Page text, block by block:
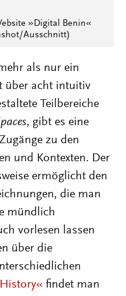
»Digital Benin«
Ausschnitt)
als nur ein
über acht intuitiv
Teilbereiche
, gibt es eine
zu den
und Kontexten. Der
ermöglicht den
die man
mündlich
vorlesen lassen
über die
findet man